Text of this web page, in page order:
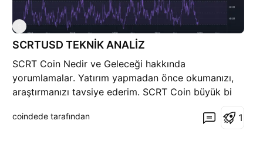
SCRTUSD TEKNİK ANALİZ
SCRT Coin Nedir ve Geleceği hakkında
yorumlamalar. Yatırım yapmadan önce okumanızı,
araştırmanızı tavsiye ederim. SCRT Coin büyük bi
yaptığı çanak kulpun desteğinde. Düşüş trendi
coindede tarafından 1